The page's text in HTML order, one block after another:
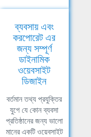
ব্যবসায় এবং
করপোরেট এর
জন্য সম্পূর্ণ
ডাইনামিক
ওয়েবসাইট
ডিজাইন
বর্তমান তথ্য প্রযুক্তির
যুগে যে কোন ব্যবসা
প্রতিষ্ঠানের জন্য ভালো
মানের একটি ওয়েবসাইট